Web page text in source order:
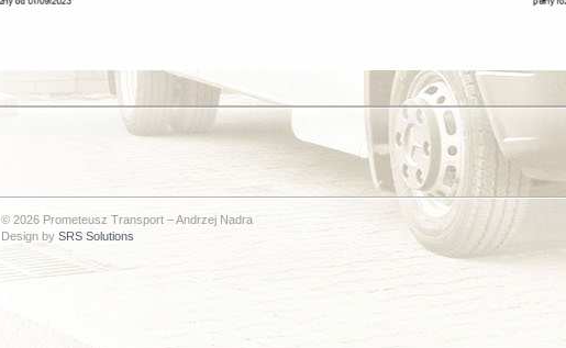
© 2026 Prometeusz Transport – Andrzej Nadra
Design by SRS Solutions